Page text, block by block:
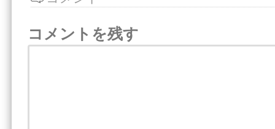
コメントを残す